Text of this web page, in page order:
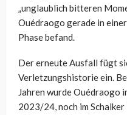
„unglaublich bitteren
Ouédraogo gerade in
Phase befand.
Der erneute Ausfall fügt
Verletzungshistorie ein.
Jahren wurde Ouédraogo
2023/24, noch im